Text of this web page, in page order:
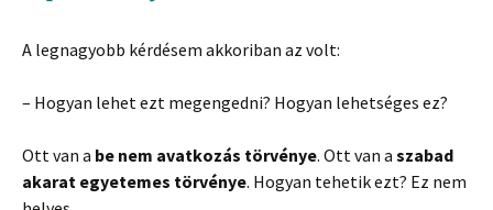
A legnagyobb kérdésem akkoriban az volt:
– Hogyan lehet ezt megengedni? Hogyan lehetséges ez?
Ott van a be nem avatkozás törvénye. Ott van a szabad
akarat egyetemes törvénye. Hogyan tehetik ezt? Ez nem